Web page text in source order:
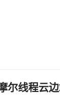
尔线程云